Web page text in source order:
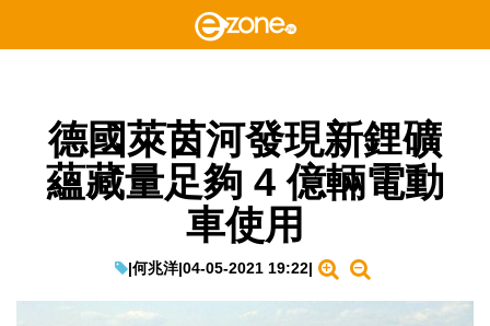
德國萊茵河發現新鋰礦
蘊藏量足夠 4 億輛電動
車使用
|何兆洋|04-05-2021 19:22|